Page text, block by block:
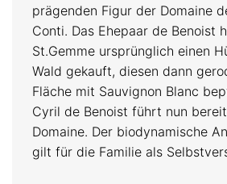
prägenden Figur der Domaine
Conti. Das Ehepaar de Benoist
St.Gemme ursprünglich einen
Wald gekauft, diesen dann
Fläche mit Sauvignon Blanc
Cyril de Benoist führt nun
Domaine. Der biodynamische
gilt für die Familie als